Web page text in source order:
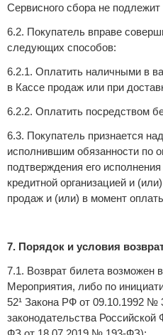
Сервисного сбора не
6.2. Покупатель вправе
следующих способов:
6.2.1. Оплатить наличными в
в Кассе продаж или при
6.2.2. Оплатить посредством
6.3. Покупатель признается
исполнившим обязанности по
подтверждения его
кредитной организацией и
продаж и (или) в момент
7. Порядок и условия
7.1. Возврат билета возможен
Мероприятия, либо по
52¹ Закона РФ от 09.10.1992 №
законодательства